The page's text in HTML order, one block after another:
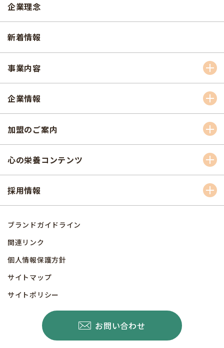
企業理念
新着情報
事業内容
企業情報
加盟のご案内
心の栄養コンテンツ
採用情報
ブランドガイドライン
関連リンク
個人情報保護方針
サイトマップ
サイトポリシー
お問い合わせ